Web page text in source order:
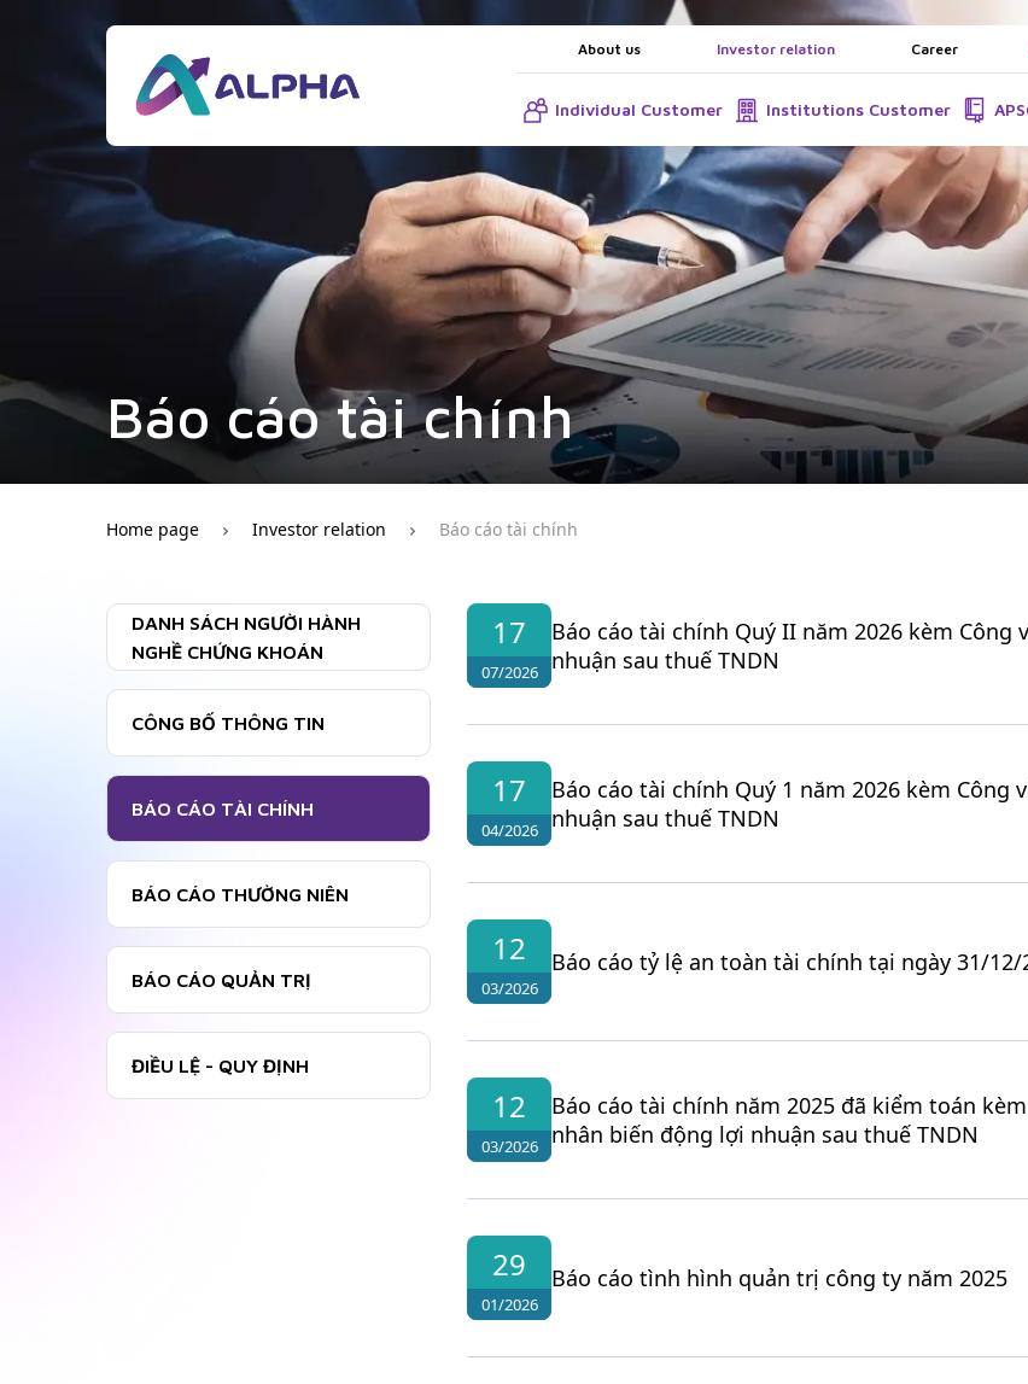
About us Investor relation Career
Individual Customer Institutions Customer
Báo cáo tài chính
Home page Investor relation Báo cáo tài chính
DANH SÁCH NGƯỜI HÀNH
NGHỀ CHỨNG KHOÁN
CÔNG BỐ THÔNG TIN
BÁO CÁO TÀI CHÍNH
BÁO CÁO THƯỜNG NIÊN
BÁO CÁO QUẢN TRỊ
ĐIỀU LỆ - QUY ĐỊNH
17
07/2026
Báo cáo tài chính Quý II năm 2026 kèm
nhuận sau thuế TNDN
17
04/2026
Báo cáo tài chính Quý 1 năm 2026 kèm
nhuận sau thuế TNDN
12
03/2026
Báo cáo tỷ lệ an toàn tài chính tại ngày 31/
12
03/2026
Báo cáo tài chính năm 2025 đã kiểm toán
nhân biến động lợi nhuận sau thuế TNDN
29
01/2026
Báo cáo tình hình quản trị công ty năm 2025